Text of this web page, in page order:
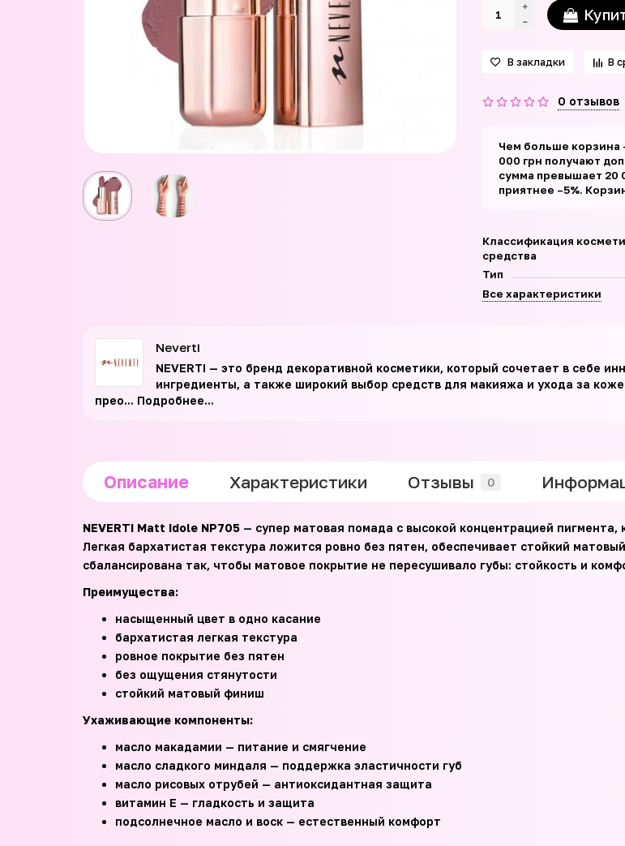
В закладки В
0 отзывов
Чем больше корзина
000 грн получают
сумма превышает 20
приятнее –5%.
Классификация
средства
Тип
Все характеристики
Neverti
NEVERTI — это бренд декоративной косметики, который сочетает в себе
ингредиенты, а также широкий выбор средств для макияжа и ухода за
прео... Подробнее...
Описание Характеристики Отзывы 0
NEVERTI Matt Idole NP705 — супер матовая помада с высокой концентрацией
Легкая бархатистая текстура ложится ровно без пятен, обеспечивает стойкий
сбалансирована так, чтобы матовое покрытие не пересушивало губы: стойкость и
Преимущества:
насыщенный цвет в одно касание
бархатистая легкая текстура
ровное покрытие без пятен
без ощущения стянутости
стойкий матовый финиш
Ухаживающие компоненты:
масло макадамии — питание и смягчение
масло сладкого миндаля — поддержка эластичности губ
масло рисовых отрубей — антиоксидантная защита
витамин E — гладкость и защита
подсолнечное масло и воск — естественный комфорт